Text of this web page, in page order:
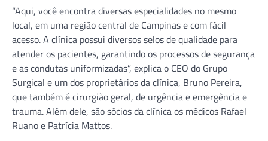
“Aqui, você encontra diversas especialidades no mesmo
local, em uma região central de Campinas e com fácil
acesso. A clínica possui diversos selos de qualidade para
atender os pacientes, garantindo os processos de segurança
e as condutas uniformizadas”, explica o CEO do Grupo
Surgical e um dos proprietários da clínica, Bruno Pereira,
que também é cirurgião geral, de urgência e emergência e
trauma. Além dele, são sócios da clínica os médicos Rafael
Ruano e Patrícia Mattos.